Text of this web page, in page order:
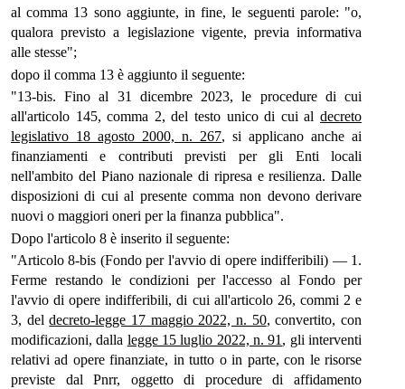
al comma 13 sono aggiunte, in fine, le seguenti parole: "o,
qualora previsto a legislazione vigente, previa informativa
alle stesse";
dopo il comma 13 è aggiunto il seguente:
"13-bis. Fino al 31 dicembre 2023, le procedure di cui
all'articolo 145, comma 2, del testo unico di cui al decreto
legislativo 18 agosto 2000, n. 267, si applicano anche ai
finanziamenti e contributi previsti per gli Enti locali
nell'ambito del Piano nazionale di ripresa e resilienza. Dalle
disposizioni di cui al presente comma non devono derivare
nuovi o maggiori oneri per la finanza pubblica".
Dopo l'articolo 8 è inserito il seguente:
"Articolo 8-bis (Fondo per l'avvio di opere indifferibili) — 1.
Ferme restando le condizioni per l'accesso al Fondo per
l'avvio di opere indifferibili, di cui all'articolo 26, commi 2 e
3, deldecreto-legge 17 maggio 2022, n. 50, convertito, con
modificazioni, dalla legge 15 luglio 2022, n. 91 , gli interventi
relativi ad opere finanziate, in tutto o in parte, con le risorse
previste dal Pnrr, oggetto di procedure di affidamento